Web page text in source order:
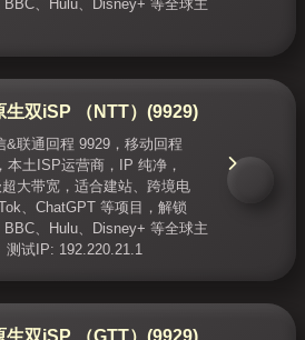
BBC、Hulu、Disney+ 等全球主
生双iSP （NTT）(9929)
&联通回程 9929，移动回程
本土ISP运营商，IP 纯净，
大带宽，适合建站、跨境电
、ChatGPT 等项目，解锁
BBC、Hulu、Disney+ 等全球主
测试IP: 192.220.21.1
生双iSP （GTT）(9929)